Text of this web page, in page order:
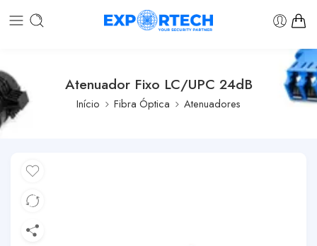
Atenuador Fixo LC/UPC 24dB
Início Fibra Óptica Atenuadores